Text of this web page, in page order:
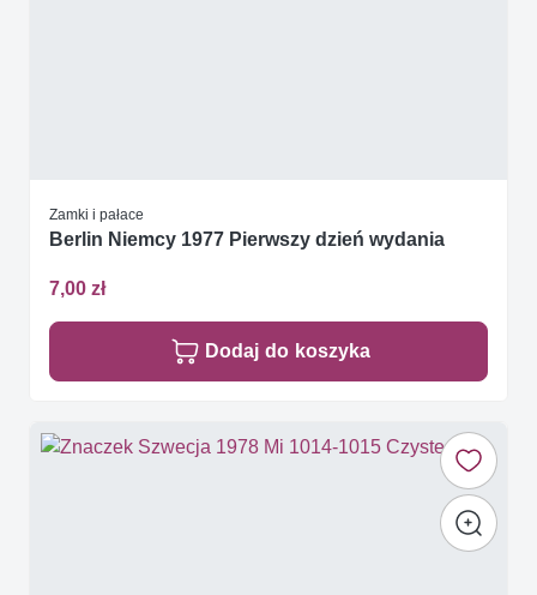
Zamki i pałace
Berlin Niemcy 1977 Pierwszy dzień wydania
7,00 zł
Dodaj do koszyka